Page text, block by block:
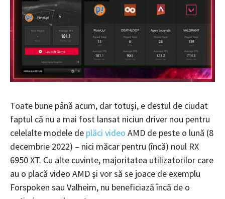
Toate bune până acum, dar totuși, e destul de ciudat
faptul că nu a mai fost lansat niciun driver nou pentru
celelalte modele de plăci video AMD de peste o lună (8
decembrie 2022) – nici măcar pentru (încă) noul RX
6950 XT. Cu alte cuvinte, majoritatea utilizatorilor care
au o placă video AMD și vor să se joace de exemplu
Forspoken sau Valheim, nu beneficiază încă de o